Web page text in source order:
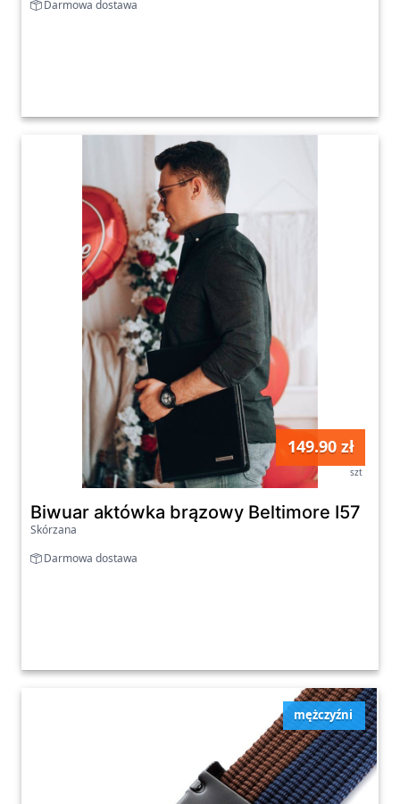
Darmowa dostawa
149.90 zł
szt
Biwuar aktówka brązowy Beltimore I57
Skórzana
Darmowa dostawa
mężczyźni